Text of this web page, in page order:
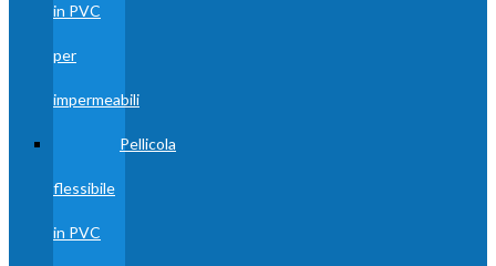
in PVC
per
impermeabili
Pellicola
flessibile
in PVC